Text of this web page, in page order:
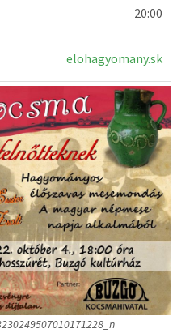
20:00
elohagyomany.sk